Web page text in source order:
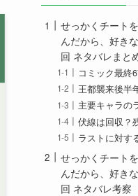
せっかくチート
んだから、好き
回 ネタバレまと
コミック最終
王都襲来後半
主要キャラの
伏線は回収？
ラストに対す
せっかくチート
んだから、好き
回 ネタバレ考察